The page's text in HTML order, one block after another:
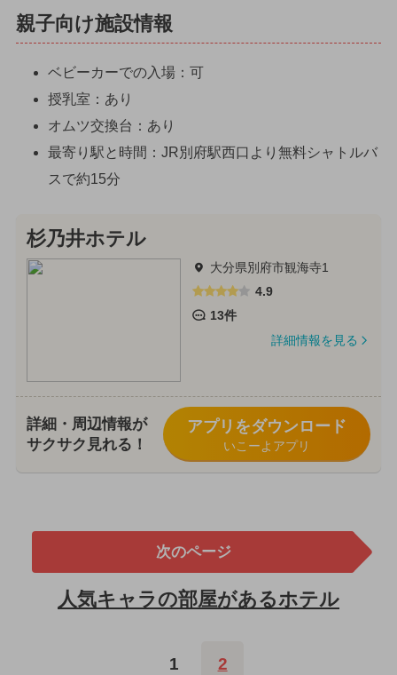
親子向け施設情報
ベビーカーでの入場：可
授乳室：あり
オムツ交換台：あり
最寄り駅と時間：JR別府駅西口より無料シャトルバ
スで約15分
杉乃井ホテル
大分県別府市観海寺1
4.9
13件
詳細情報を見る
詳細・周辺情報が
サクサク見れる！
アプリをダウンロード
いこーよアプリ
次のページ
人気キャラの部屋があるホテル
1 2